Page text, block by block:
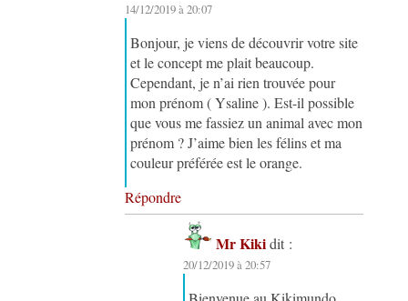
14/12/2019 à 20:07
Bonjour, je viens de découvrir votre site
et le concept me plait beaucoup.
Cependant, je n’ai rien trouvée pour
mon prénom ( Ysaline ). Est-il possible
que vous me fassiez un animal avec mon
prénom ? J’aime bien les félins et ma
couleur préférée est le orange.
Répondre
Mr Kiki dit :
20/12/2019 à 20:57